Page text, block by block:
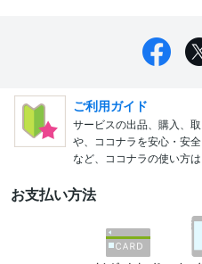
ご利用ガイド
サービスの出品、購入、
や、ココナラを安心・安
など、ココナラの使い方は
お支払い方法